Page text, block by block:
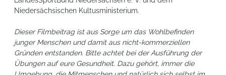
Niedersächsischen Kultusministerium.
Dieser Filmbeitrag ist aus Sorge um das Wohlbefinden
junger Menschen und damit aus nicht-kommerziellen
Gründen entstanden. Bitte achtet bei der Ausführung der
Übungen auf eure Gesundheit. Dazu gehört, immer die